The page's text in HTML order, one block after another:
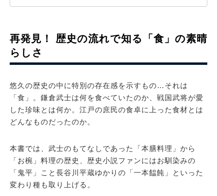
再発見！ 歴史の流れで知る「食」の素晴
らしさ
悠久の歴史の中に特別の存在感を示すもの…それは
「食」。鎌倉武士は何を食べていたのか、戦国武将が愛
した珍味とは何か。江戸の庶民の食卓に上った食材とは
どんなものだったのか。
本書では、武士のもてなしであった「本膳料理」から
「お椀」料理の歴史、歴史小説ファンにはお馴染みの
「鬼平」こと長谷川平蔵ゆかりの「一本饂飩」といった
変わり種も取り上げる。